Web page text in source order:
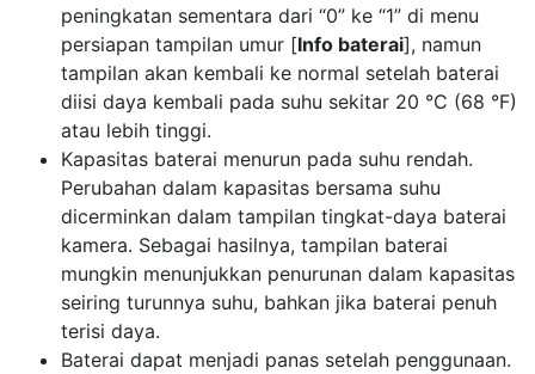
peningkatan sementara dari “0” ke “1” di menu
persiapan tampilan umur [Info baterai], namun
tampilan akan kembali ke normal setelah baterai
diisi daya kembali pada suhu sekitar 20 °C (68 °F)
atau lebih tinggi.
Kapasitas baterai menurun pada suhu rendah.
Perubahan dalam kapasitas bersama suhu
dicerminkan dalam tampilan tingkat-daya baterai
kamera. Sebagai hasilnya, tampilan baterai
mungkin menunjukkan penurunan dalam kapasitas
seiring turunnya suhu, bahkan jika baterai penuh
terisi daya.
Baterai dapat menjadi panas setelah penggunaan.